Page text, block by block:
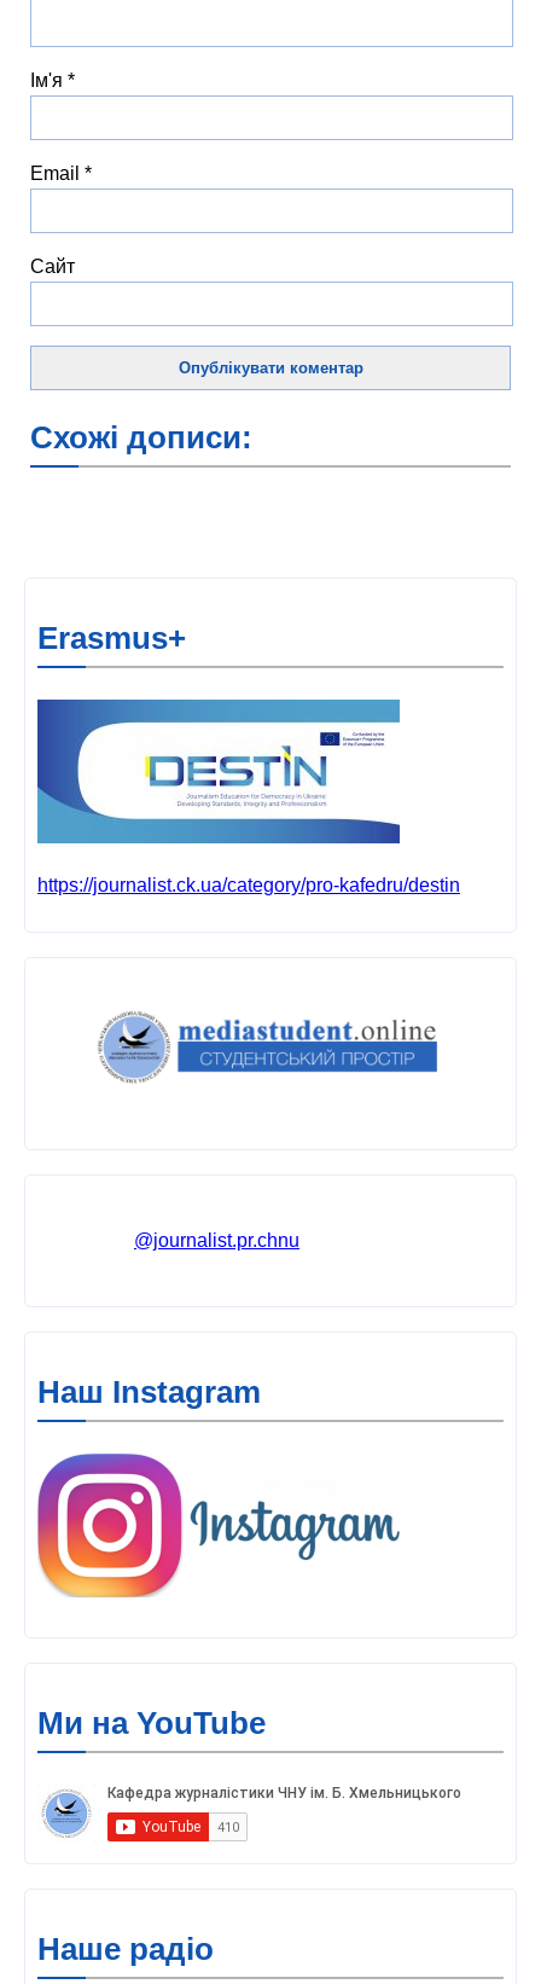
Ім'я *
Email *
Сайт
Схожі дописи:
Erasmus+
https://journalist.ck.ua/category/pro-kafedru/destin
@journalist.pr.chnu
Наш Instagram
Ми на YouTube
Наше радіо